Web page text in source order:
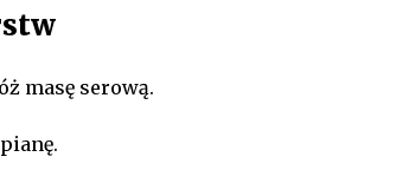
masę serową.